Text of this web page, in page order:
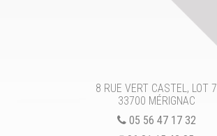
8 RUE VERT CASTEL, LOT 7
33700 MÉRIGNAC
05 56 47 17 32